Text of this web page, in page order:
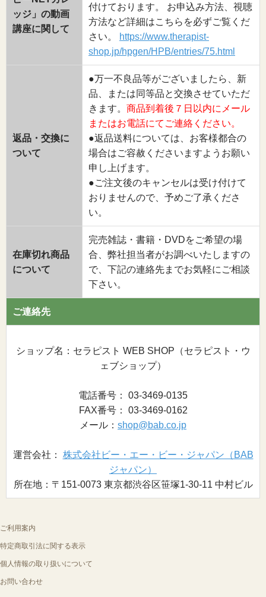
ッジ」の動画
講座に関して
付けております。 お申込み方法、視聴
方法など詳細はこちらを必ずご覧くだ
さい。
https://www.therapist-
shop.jp/hpgen/HPB/entries/75.html
返品・交換に
ついて
●万一不良品等がございましたら、新
品、または同等品と交換させていただ
きます。 商品到着後７日以内にメール
またはお電話にてご連絡ください。
●返品送料については、お客様都合の
場合はご容赦くださいますようお願い
申し上げます。
●ご注文後のキャンセルは受け付けて
おりませんので、予めご了承くださ
い。
在庫切れ商品
について
完売雑誌・書籍・DVDをご希望の場
合、弊社担当者がお調べいたしますの
で、下記の連絡先までお気軽にご相談
下さい。
ご連絡先
ショップ名：セラピスト WEB SHOP（セラピスト・ウ
ェブショップ）
電話番号： 03-3469-0135
FAX番号： 03-3469-0162
メール： shop@bab.co.jp
運営会社： 株式会社ビー・エー・ビー・ジャパン（BAB
ジャパン）
所在地：〒151-0073 東京都渋谷区笹塚1-30-11 中村ビル
ご利用案内
特定商取引法に関する表示
個人情報の取り扱いについて
お問い合わせ